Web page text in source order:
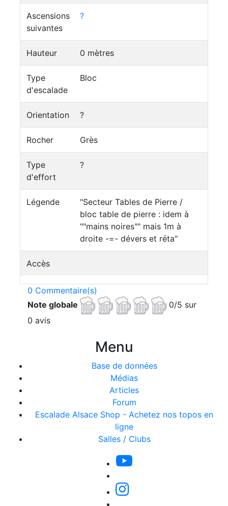
Ascensions
suivantes
?
Hauteur 0 mètres
Type
d'escalade
Bloc
Orientation ?
Rocher Grès
Type
d'effort
?
Légende
"Secteur Tables de Pierre /
bloc table de pierre : idem à
""mains noires"" mais 1m à
droite -=- dévers et réta"
Accès
0 Commentaire(s)
Note globale
0/5 sur
0 avis
Menu
Base de données
Médias
Articles
Forum
Escalade Alsace Shop - Achetez nos topos en
ligne
Salles / Clubs